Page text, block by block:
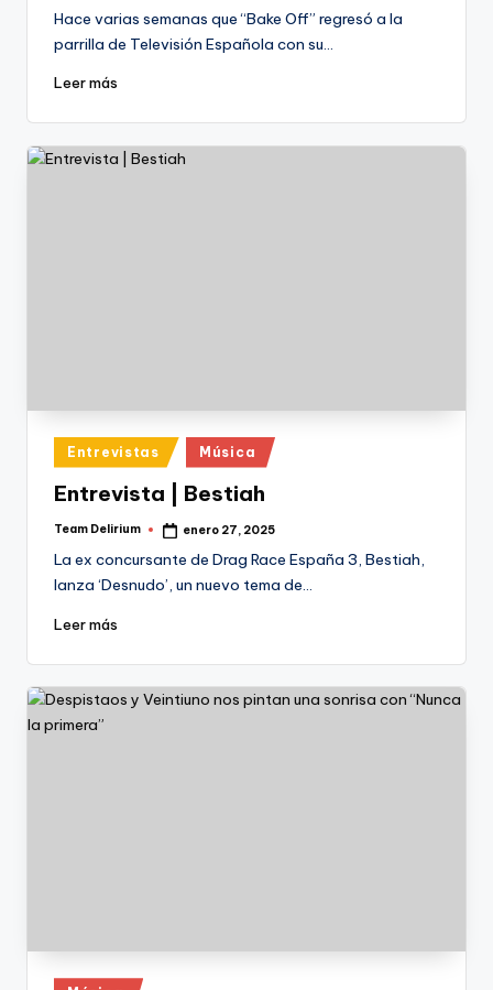
Hace varias semanas que “Bake Off” regresó a la
parrilla de Televisión Española con su…
Leer más
Publicado
en
Entrevistas Música
Entrevista | Bestiah
Publicado
Team Delirium enero 27, 2025
La ex concursante de Drag Race España 3, Bestiah,
lanza ‘Desnudo’, un nuevo tema de…
Leer más